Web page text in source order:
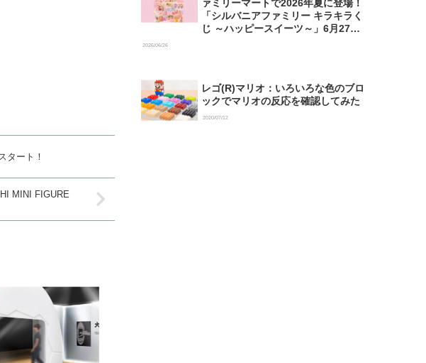
タート！
MINI FIGURE
ァミリーマートで2026年夏に登場！
「シルバニアファミリー キラキラく
じ ～ハッピースイーツ～」6月27日
2026/06/26
レゴ(R)マリオ：いろいろな色のブロ
ックでマリオの反応を確認してみた
2020/07/12